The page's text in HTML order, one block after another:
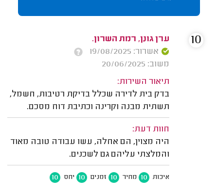
ערן גונן, רמת השרון.
אשרור: 19/08/2025
משוב: 20/06/2025
תיאור השירות:
בדק בית לדירה שכלל בדיקת רטיבות, חשמל,
תשתית מבנה וקרינה וכתיבת דוח מסכם.
חוות דעת:
היה מצוין, הם אחלה, עשו עבודה טובה מאוד
והמלצתי עליהם גם לשכנים.
איכות 10 מחיר 10 זמנים 10 יחס 10
10